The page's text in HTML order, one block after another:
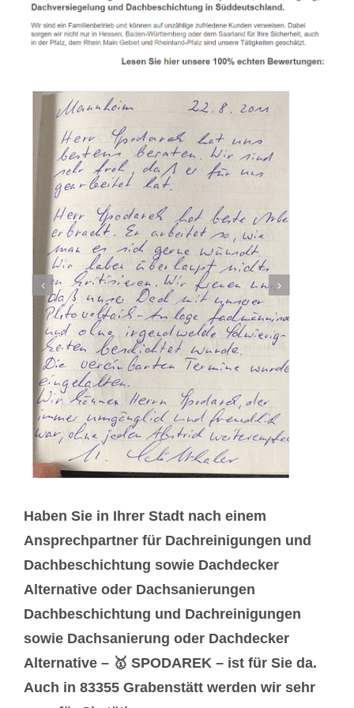
Haben Sie in Ihrer Stadt nach einem
Ansprechpartner für Dachreinigungen und
Dachbeschichtung sowie Dachdecker
Alternative oder Dachsanierungen
Dachbeschichtung und Dachreinigungen
sowie Dachsanierung oder Dachdecker
Alternative – 🥇 SPODAREK – ist für Sie da.
Auch in 83355 Grabenstätt werden wir sehr